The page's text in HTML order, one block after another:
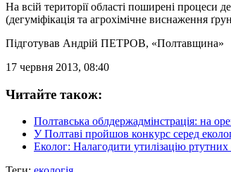
На всій території області поширені процеси
(дегуміфікація та агрохімічне виснаження
Підготував Андрій ПЕТРОВ, «Полтавщина»
17 червня 2013, 08:40
Читайте також:
Полтавська облдержадмінстрація: на
У Полтаві пройшов конкурс серед
Еколог: Налагодити утилізацію